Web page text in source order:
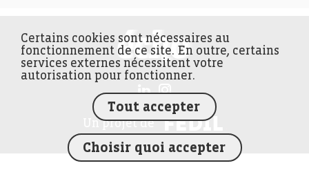
FEDIL écho
Un projet de
Certains cookies sont nécessaires au
fonctionnement de ce site. En outre, certains
services externes nécessitent votre
autorisation pour fonctionner.
Tout accepter
Choisir quoi accepter